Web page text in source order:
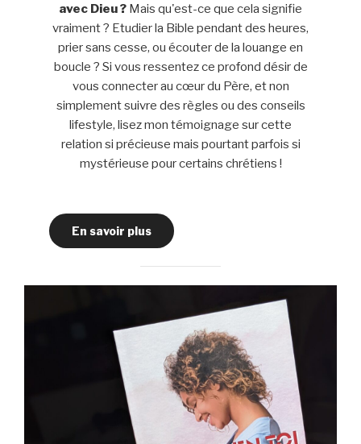
avec Dieu ? Mais qu'est-ce que cela signifie
vraiment ? Etudier la Bible pendant des heures,
prier sans cesse, ou écouter de la louange en
boucle ? Si vous ressentez ce profond désir de
vous connecter au cœur du Père, et non
simplement suivre des règles ou des conseils
lifestyle, lisez mon témoignage sur cette
relation si précieuse mais pourtant parfois si
mystérieuse pour certains chrétiens !
En savoir plus